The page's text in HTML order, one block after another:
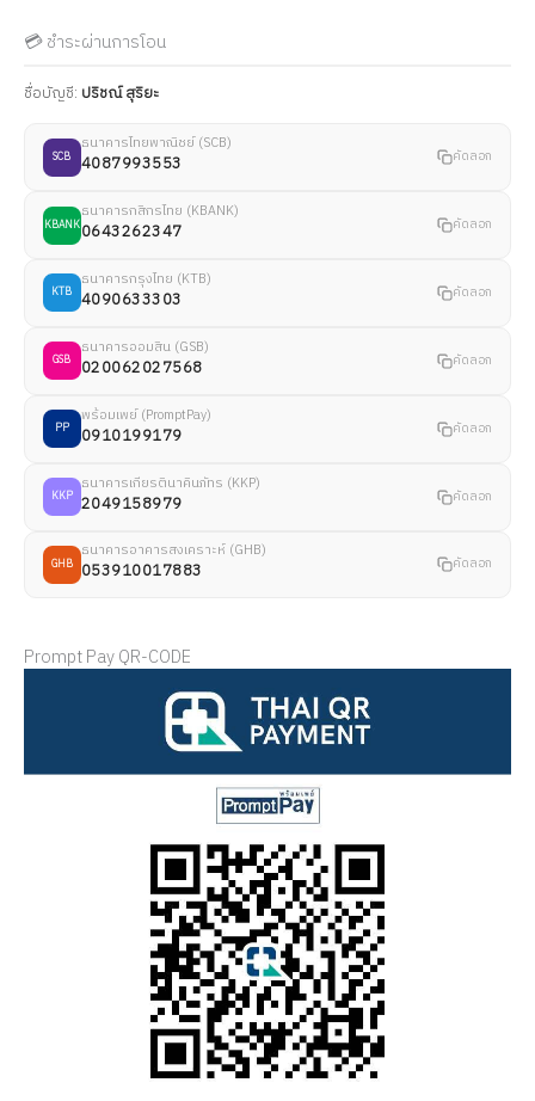
💳 ชำระผ่านการโอน
ชื่อบัญชี: ปริชณ์ สุริยะ
SCB
ธนาคารไทยพาณิชย์ (SCB)
4087993553 คัดลอก
KBANK
ธนาคารกสิกรไทย (KBANK)
0643262347 คัดลอก
KTB
ธนาคารกรุงไทย (KTB)
4090633303 คัดลอก
GSB
ธนาคารออมสิน (GSB)
020062027568 คัดลอก
PP
พร้อมเพย์ (PromptPay)
0910199179 คัดลอก
KKP
ธนาคารเกียรตินาคินภัทร (KKP)
2049158979 คัดลอก
GHB
ธนาคารอาคารสงเคราะห์ (GHB)
053910017883 คัดลอก
Prompt Pay QR-CODE